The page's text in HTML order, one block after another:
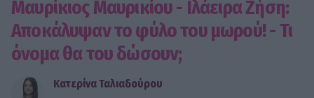
Μαυρίκιος Μαυρικίου - Ιλάειρα Ζήση:
Αποκάλυψαν το φύλο του μωρού! - Τι
όνομα θα του δώσουν;
Κατερίνα Ταλιαδούρου